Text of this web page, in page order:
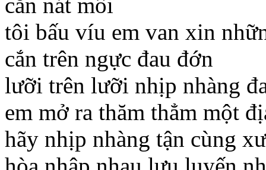
tôi bấu víu em van xin
cắn trên ngực đau đớn
lưỡi trên lưỡi nhịp nhàng
em mở ra thăm thẳm một
hãy nhịp nhàng tận cùng